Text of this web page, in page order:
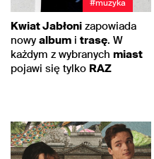
#muzyka
Kwiat Jabłoni zapowiada
nowy album i trasę. W
każdym z wybranych miast
pojawi się tylko RAZ